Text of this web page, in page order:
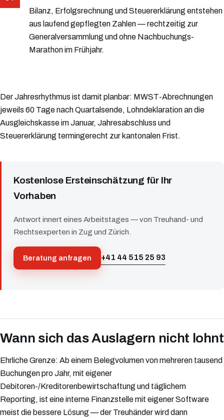
Bilanz, Erfolgsrechnung und Steuererklärung entstehen
aus laufend gepflegten Zahlen — rechtzeitig zur
Generalversammlung und ohne Nachbuchungs-
Marathon im Frühjahr.
Der Jahresrhythmus ist damit planbar: MWST-Abrechnungen
jeweils 60 Tage nach Quartalsende, Lohndeklaration an die
Ausgleichskasse im Januar, Jahresabschluss und
Steuererklärung termingerecht zur kantonalen Frist.
Kostenlose Ersteinschätzung für Ihr
Vorhaben
Antwort innert eines Arbeitstages — von Treuhand- und
Rechtsexperten in Zug und Zürich.
Beratung anfragen +41 44 515 25 93
Wann sich das Auslagern nicht lohnt
Ehrliche Grenze: Ab einem Belegvolumen von mehreren tausend
Buchungen pro Jahr, mit eigener
Debitoren-/Kreditorenbewirtschaftung und täglichem
Reporting, ist eine interne Finanzstelle mit eigener Software
meist die bessere Lösung — der Treuhänder wird dann